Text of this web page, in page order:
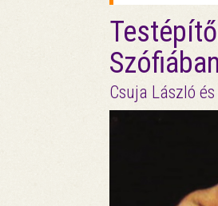
Szófiában
Csuja László